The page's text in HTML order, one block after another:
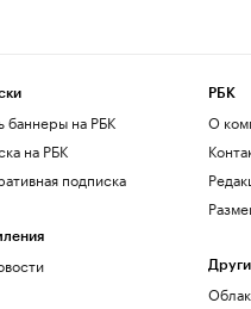
баннеры на РБК
на РБК
подписка
РБК
О